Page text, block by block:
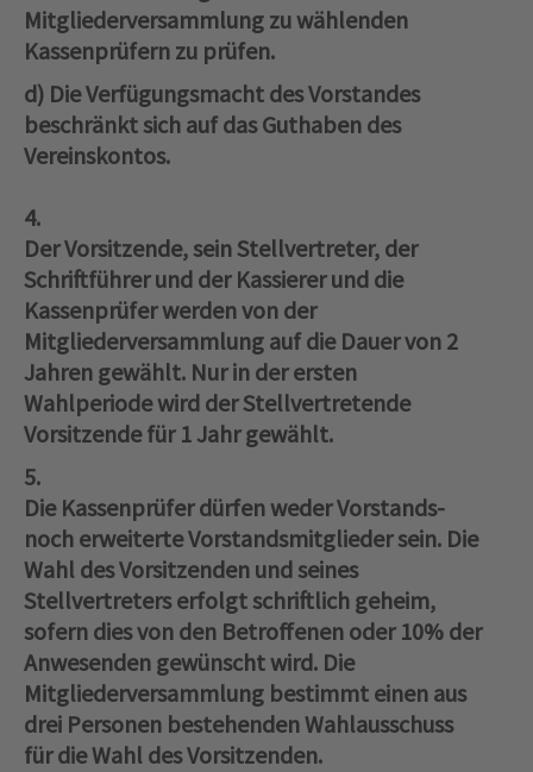
Mitgliederversammlung zu wählenden
Kassenprüfern zu prüfen.
d) Die Verfügungsmacht des Vorstandes
beschränkt sich auf das Guthaben des
Vereinskontos.
4.
Der Vorsitzende, sein Stellvertreter, der
Schriftführer und der Kassierer und die
Kassenprüfer werden von der
Mitgliederversammlung auf die Dauer von 2
Jahren gewählt. Nur in der ersten
Wahlperiode wird der Stellvertretende
Vorsitzende für 1 Jahr gewählt.
5.
Die Kassenprüfer dürfen weder Vorstands‑
noch erweiterte Vorstandsmitglieder sein. Die
Wahl des Vorsitzenden und seines
Stellvertreters erfolgt schriftlich geheim,
sofern dies von den Betroffenen oder 10% der
Anwesenden gewünscht wird. Die
Mitgliederversammlung bestimmt einen aus
drei Personen bestehenden Wahlausschuss
für die Wahl des Vorsitzenden.